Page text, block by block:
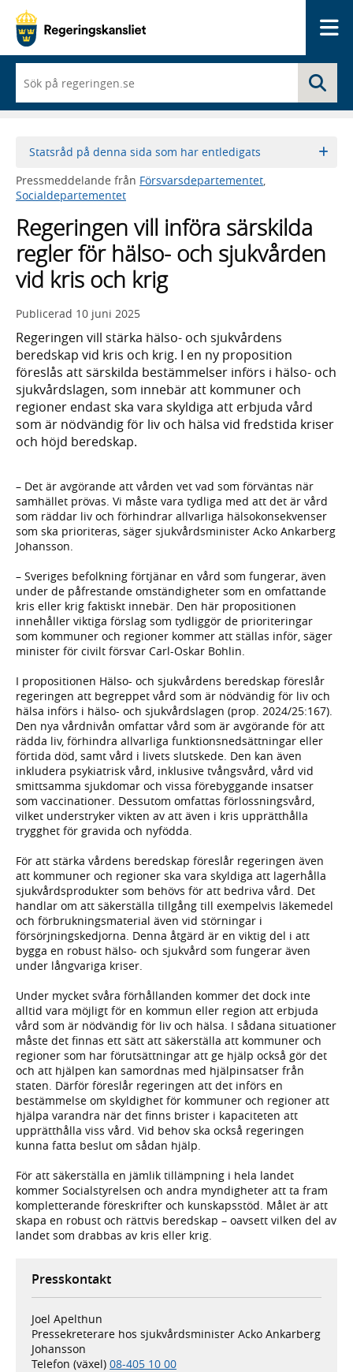
du
börjar
skriva
framträder
lista
med
sökförslag
Statsråd på denna sida som har entledigats
Pressmeddelande från Försvarsdepartementet
Socialdepartementet
Regeringen vill införa särskilda
regler för hälso- och sjukvården
vid kris och krig
Publicerad 10 juni 2025
Regeringen vill stärka hälso- och sjukvårdens
beredskap vid kris och krig. I en ny proposition
föreslås att särskilda bestämmelser införs i hälso- och
sjukvårdslagen, som innebär att kommuner och
regioner endast ska vara skyldiga att erbjuda vård
som är nödvändig för liv och hälsa vid fredstida kriser
och höjd beredskap.
– Det är avgörande att vården vet vad som förväntas när
samhället prövas. Vi måste vara tydliga med att det är vård
som räddar liv och förhindrar allvarliga hälsokonsekvenser
som ska prioriteras, säger sjukvårdsminister Acko Ankarberg
Johansson.
– Sveriges befolkning förtjänar en vård som fungerar, även
under de påfrestande omständigheter som en omfattande
kris eller krig faktiskt innebär. Den här propositionen
innehåller viktiga förslag som tydliggör de prioriteringar
som kommuner och regioner kommer att ställas inför, säger
minister för civilt försvar Carl-Oskar Bohlin.
I propositionen Hälso- och sjukvårdens beredskap föreslår
regeringen att begreppet vård som är nödvändig för liv och
hälsa införs i hälso- och sjukvårdslagen (prop. 2024/25:167).
Den nya vårdnivån omfattar vård som är avgörande för att
rädda liv, förhindra allvarliga funktionsnedsättningar eller
förtida död, samt vård i livets slutskede. Den kan även
inkludera psykiatrisk vård, inklusive tvångsvård, vård vid
smittsamma sjukdomar och vissa förebyggande insatser
som vaccinationer. Dessutom omfattas förlossningsvård,
vilket understryker vikten av att även i kris upprätthålla
trygghet för gravida och nyfödda.
För att stärka vårdens beredskap föreslår regeringen även
att kommuner och regioner ska vara skyldiga att lagerhålla
sjukvårdsprodukter som behövs för att bedriva vård. Det
handlar om att säkerställa tillgång till exempelvis läkemedel
och förbrukningsmaterial även vid störningar i
försörjningskedjorna. Denna åtgärd är en viktig del i att
bygga en robust hälso- och sjukvård som fungerar även
under långvariga kriser.
Under mycket svåra förhållanden kommer det dock inte
alltid vara möjligt för en kommun eller region att erbjuda
vård som är nödvändig för liv och hälsa. I sådana situationer
måste det finnas ett sätt att säkerställa att kommuner och
regioner som har förutsättningar att ge hjälp också gör det
och att hjälpen kan samordnas med hjälpinsatser från
staten. Därför föreslår regeringen att det införs en
bestämmelse om skyldighet för kommuner och regioner att
hjälpa varandra när det finns brister i kapaciteten att
upprätthålla viss vård. Vid behov ska också regeringen
kunna fatta beslut om sådan hjälp.
För att säkerställa en jämlik tillämpning i hela landet
kommer Socialstyrelsen och andra myndigheter att ta fram
kompletterande föreskrifter och kunskapsstöd. Målet är att
skapa en robust och rättvis beredskap – oavsett vilken del av
landet som drabbas av kris eller krig.
Presskontakt
Joel Apelthun
Pressekreterare hos sjukvårdsminister Acko Ankarberg
Johansson
Telefon (växel) 08-405 10 00